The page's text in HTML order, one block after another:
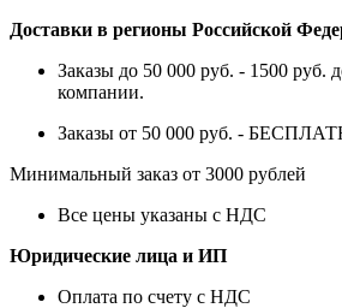
Доставки в регионы Российской
Заказы до 50 000 руб. - 1500 руб.
компании.
Заказы от 50 000 руб. -
Минимальный заказ от 3000 рублей
Все цены указаны с НДС
Юридические лица и ИП
Оплата по счету с НДС